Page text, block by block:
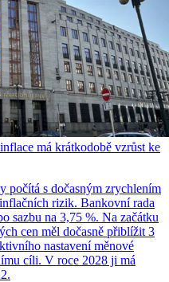
má krátkodobě vzrůst ke
počítá s dočasným zrychlením
rizik. Bankovní rada
sazbu na 3,75 %. Na začátku
cen měl dočasně přiblížit 3
nastavení měnové
cíli. V roce 2028 ji má